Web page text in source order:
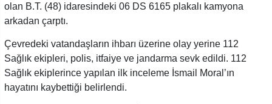
olan B.T. (48) idaresindeki 06 DS 6165 plakalı kamyona
arkadan çarptı.
Çevredeki vatandaşların ihbarı üzerine olay yerine 112
Sağlık ekipleri, polis, itfaiye ve jandarma sevk edildi. 112
Sağlık ekiplerince yapılan ilk inceleme İsmail Moral’ın
hayatını kaybettiği belirlendi.